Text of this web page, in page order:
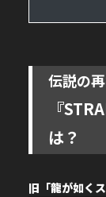
伝説の
『
は？
旧「龍が如く